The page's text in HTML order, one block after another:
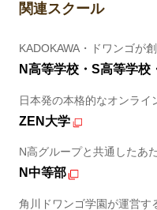
関連スクール
KADOKAWA・ドワンゴが
N高等学校・S高等学校
日本発の本格的なオンライ
ZEN大学
N高グループと共通したあ
N中等部
角川ドワンゴ学園が運営す